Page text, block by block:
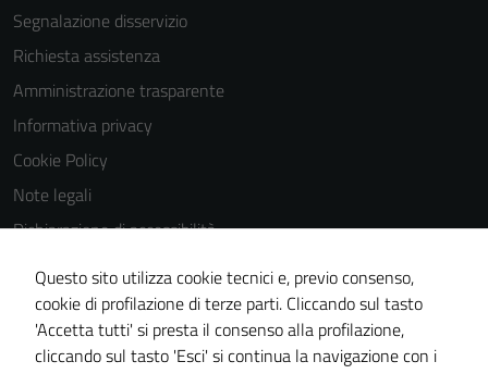
Segnalazione disservizio
Richiesta assistenza
Amministrazione trasparente
Informativa privacy
Cookie Policy
Note legali
Dichiarazione di accessibilità
Dichiarazione di accessibilità Servizi
Whistleblowing
Piano di miglioramento del sito
Area riservata
Questo sito utilizza cookie tecnici e, previo consenso,
cookie di profilazione di terze parti. Cliccando sul tasto
'Accetta tutti' si presta il consenso alla profilazione,
cliccando sul tasto 'Esci' si continua la navigazione con i